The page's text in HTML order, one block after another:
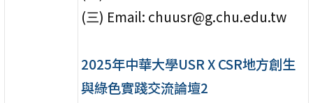
(三) Email: chuusr@g.chu.edu.tw
2025年中華大學USR X CSR地方創生
與綠色實踐交流論壇2